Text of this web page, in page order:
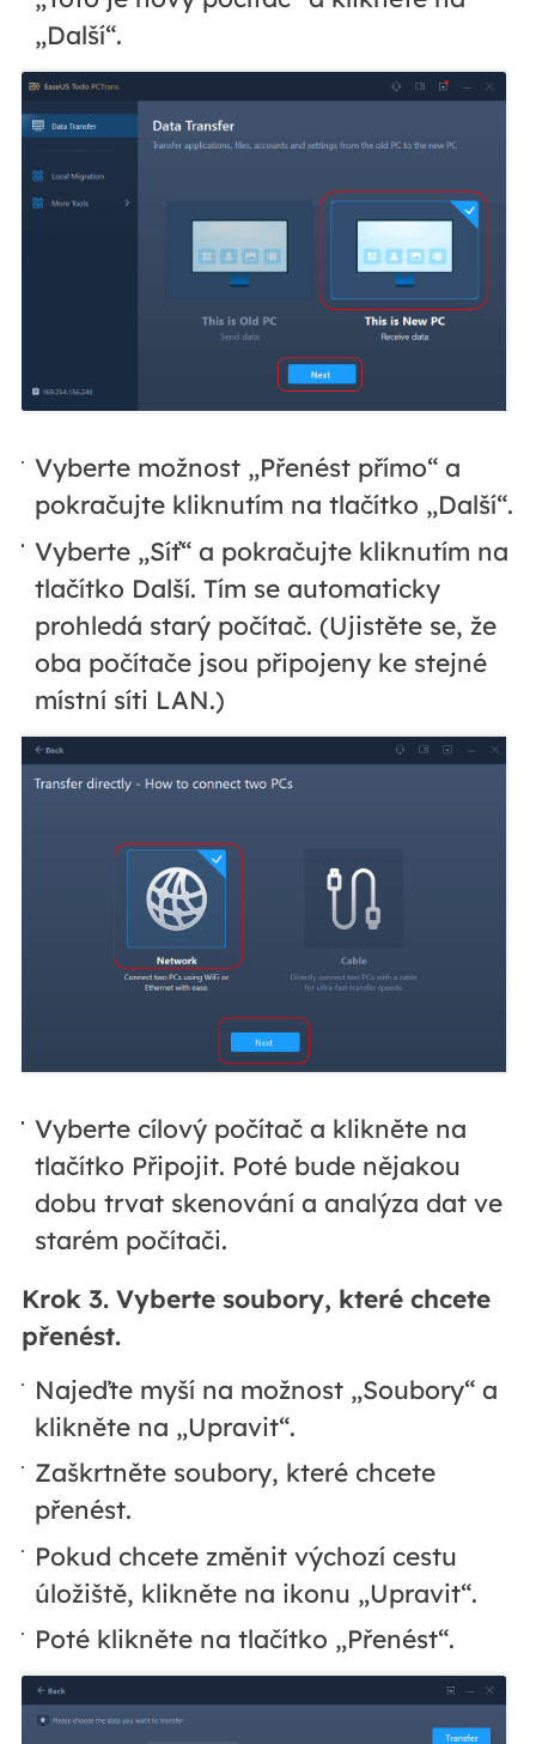
„Další“.
Vyberte možnost „Přenést přímo“ a
pokračujte kliknutím na tlačítko „Další“.
Vyberte „Síť“ a pokračujte kliknutím na
tlačítko Další. Tím se automaticky
prohledá starý počítač. (Ujistěte se, že
oba počítače jsou připojeny ke stejné
místní síti LAN.)
Vyberte cílový počítač a klikněte na
tlačítko Připojit. Poté bude nějakou
dobu trvat skenování a analýza dat ve
starém počítači.
Krok 3. Vyberte soubory, které chcete
přenést.
Najeďte myší na možnost „Soubory“ a
klikněte na „Upravit“.
Zaškrtněte soubory, které chcete
přenést.
Pokud chcete změnit výchozí cestu
úložiště, klikněte na ikonu „Upravit“.
Poté klikněte na tlačítko „Přenést“.